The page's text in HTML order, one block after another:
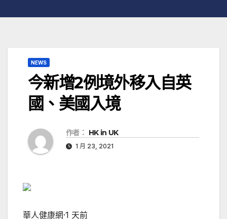
NEWS
今新增2例境外移入自英
國、美國入境
作者： HK in UK
1 月 23, 2021
華人健康網·1 天前